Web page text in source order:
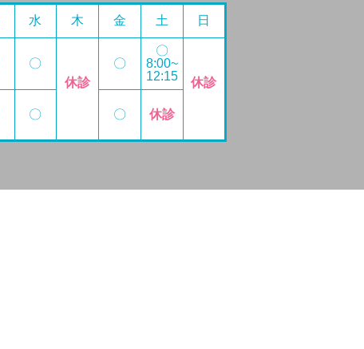
水 木 金 土 日
〇
休診
〇
〇
8:00~
12:15
休診
〇 〇 休診